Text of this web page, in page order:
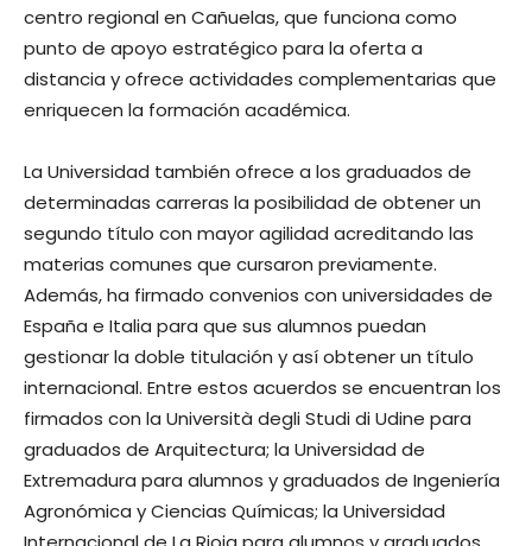
centro regional en Cañuelas, que funciona como
punto de apoyo estratégico para la oferta a
distancia y ofrece actividades complementarias que
enriquecen la formación académica.
La Universidad también ofrece a los graduados de
determinadas carreras la posibilidad de obtener un
segundo título con mayor agilidad acreditando las
materias comunes que cursaron previamente.
Además, ha firmado convenios con universidades de
España e Italia para que sus alumnos puedan
gestionar la doble titulación y así obtener un título
internacional. Entre estos acuerdos se encuentran los
firmados con la Università degli Studi di Udine para
graduados de Arquitectura; la Universidad de
Extremadura para alumnos y graduados de Ingeniería
Agronómica y Ciencias Químicas; la Universidad